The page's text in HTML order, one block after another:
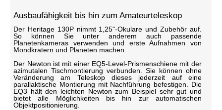
Ausbaufähigkeit bis hin zum Amateurteleskop
Der Heritage 130P nimmt 1,25"-Okulare und Zubehör auf.
So können Sie unter anderem auch passende
Planetenkameras verwenden und erste Aufnahmen von
Mondkratern und Planeten machen.
Der Newton ist mit einer EQ5-Level-Prismenschiene mit der
azimutalen Tischmontierung verbunden. Sie können ohne
Veränderung am Teleskop dieses jederzeit auf eine
parallaktische Montierung mit Nachführung befestigen. Die
EQ3 hält den leichten Newton zum Beispiel sehr gut und
bietet alle Möglichkeiten bis hin zur automatischen
Objektpositionierung.